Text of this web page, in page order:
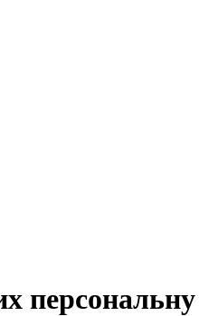
персональну